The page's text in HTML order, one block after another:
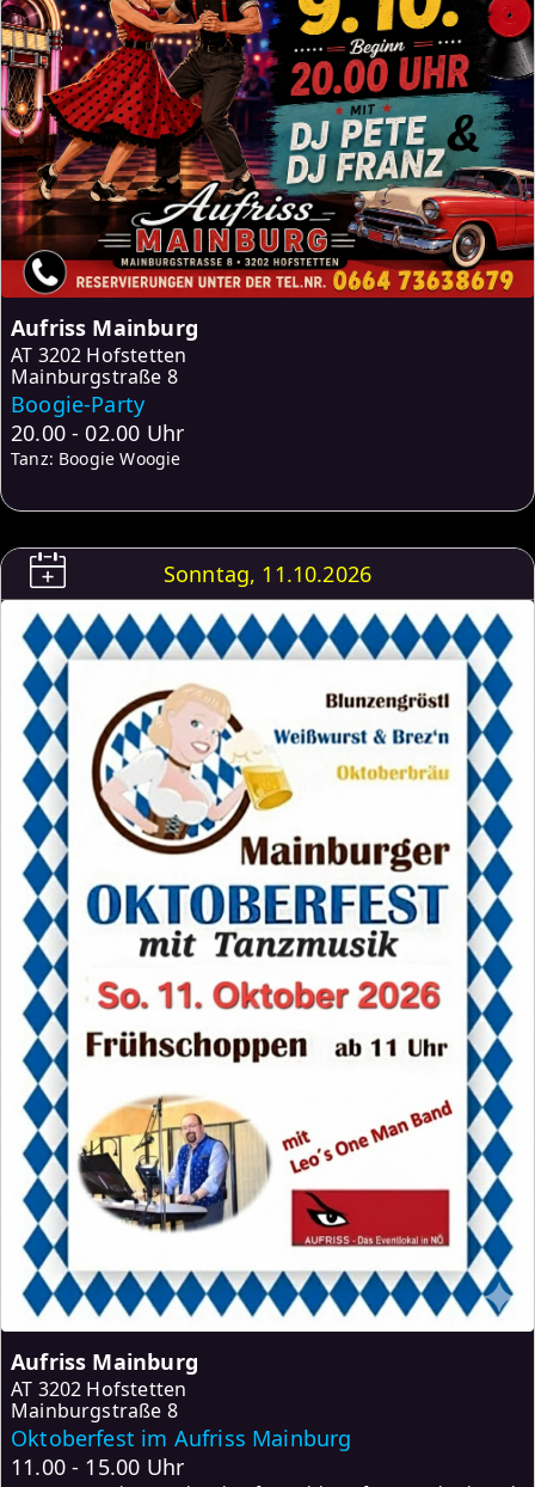
Aufriss Mainburg
AT 3202 Hofstetten
Mainburgstraße 8
Boogie-Party
20.00 - 02.00 Uhr
Tanz: Boogie Woogie
Sonntag, 11.10.2026
Aufriss Mainburg
AT 3202 Hofstetten
Mainburgstraße 8
Oktoberfest im Aufriss Mainburg
11.00 - 15.00 Uhr